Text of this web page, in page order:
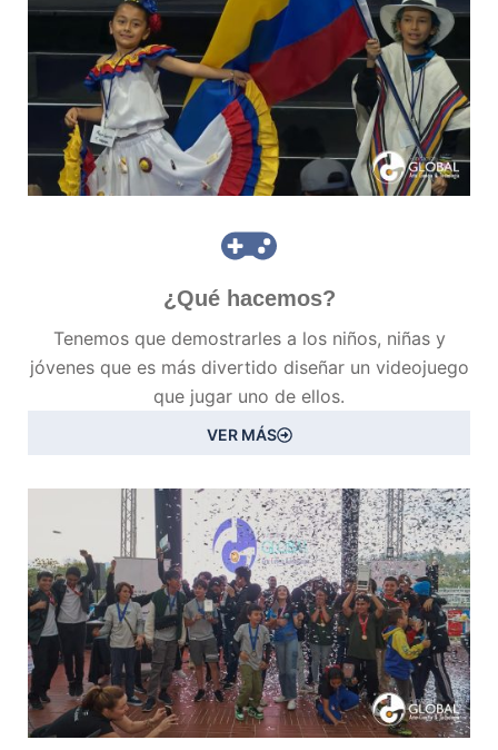
¿Qué hacemos?
Tenemos que demostrarles a los niños, niñas y
jóvenes que es más divertido diseñar un videojuego
que jugar uno de ellos.
VER MÁS